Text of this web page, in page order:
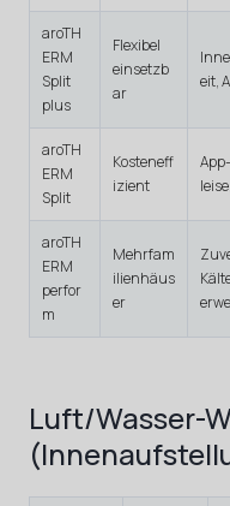
aroTH
ERM
Split
plus
Flexibel
einsetzb
ar
eit,
aroTH
ERM
Split
Kosteneff
izient
aroTH
ERM
perfor
m
Mehrfam
ilienhäus
er
Luft/Wasser-